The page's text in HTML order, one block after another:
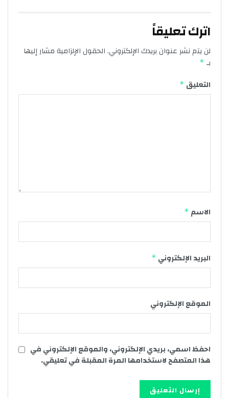
اترك تعليقاً
لن يتم نشر عنوان بريدك الإلكتروني.الحقول الإلزامية مشار إليها
بـ *
التعليق *
الاسم *
البريد الإلكتروني *
الموقع الإلكتروني
احفظ اسمي، بريدي الإلكتروني، والموقع الإلكتروني في
هذا المتصفح لاستخدامها المرة المقبلة في تعليقي.